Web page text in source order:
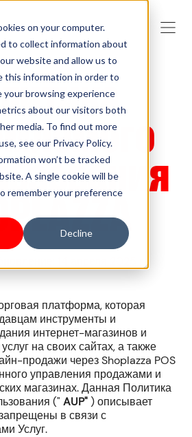
on your computer.
to collect information about
website and allow us to
this information in order to
your browsing experience
about our visitors both
media. To find out more
see our Privacy Policy.
won’t be tracked
A single cookie will be
remember your preference
Decline
платформа, которая
инструменты и
интернет-магазинов и
на своих сайтах, а также
продажи через Shoplazza POS
управления продажами и
магазинах. Данная Политика
(" AUP") описывает
в связи с
Услуг.